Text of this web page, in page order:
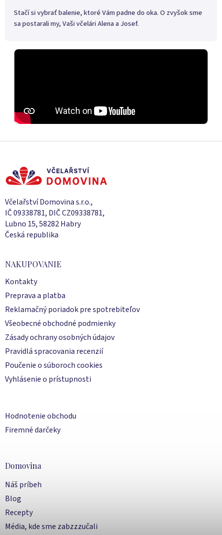
i
s
Stačí si vybrať balenie, ktoré Vám padne do oka. O zvyšok sme
sa postarali my, Vaši včelári Alena a Josef.
Z
Včelařství Domovina s.r.o.,
IČ 09338781, DIČ CZ09338781,
Lubno 15, 58282 Habry
Česká republika
NAKUPOVANIE
Kontakty
Preprava a platba
Reklamačný poriadok pre spotrebiteľov
Všeobecné obchodné podmienky
Zásady ochrany osobných údajov
Pravidlá spracovania recenzií
Poučenie o súboroch cookies
Vyhlásenie o prístupnosti
Hodnotenie obchodu
Firemné darčeky
Domovina
Náš príbeh
Blog
Recepty
Média, kde sme zabzzzučali